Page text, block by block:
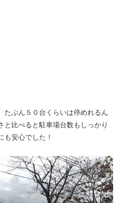
たぶん５０台くらいは停めれるん
と比べると駐車場台数もしっかり
も安心でした！